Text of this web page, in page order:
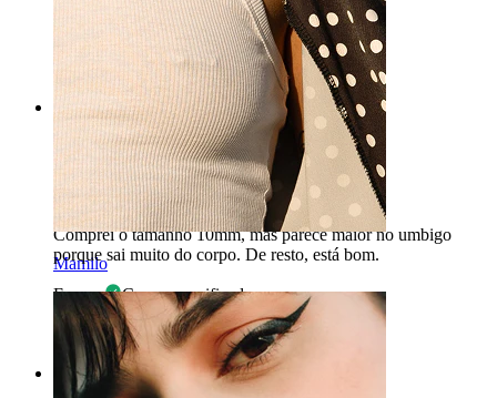
Mamilo
Compra verificada
Traduzido com IA Mostrar original
Rating
Bastante bom
Comprei o tamanho 10mm, mas parece maior no umbigo
porque sai muito do corpo. De resto, está bom.
Emppu Compra verificada
Traduzido com IA Mostrar original
Rating